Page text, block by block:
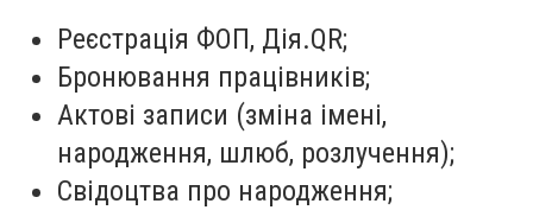
Реєстрація ФОП, Дія.QR;
Бронювання працівників;
Актові записи (зміна імені,
народження, шлюб, розлучення);
Свідоцтва про народження;